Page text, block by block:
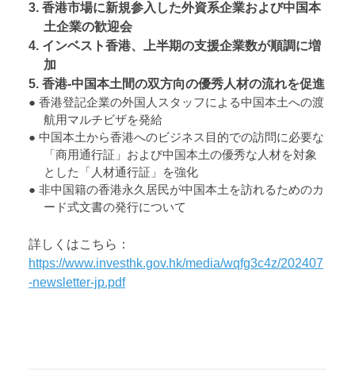
3. 香港市場に新規参入した外資系企業および中国本
土企業の歓迎会
4. インベスト香港、上半期の支援企業数が順調に増
加
5. 香港-中国本土間の双方向の優秀人材の流れを促進
● 香港登記企業の外国人スタッフによる中国本土への渡
航用マルチビザを発給
● 中国本土から香港へのビジネス目的での訪問に必要な
「商用通行証」および中国本土の優秀な人材を対象
とした「人材通行証」を強化
● 非中国籍の香港永久居民が中国本土を訪れるためのカ
ード式文書の発行について
詳しくはこちら：
https://www.investhk.gov.hk/media/wqfg3c4z/202407
-newsletter-jp.pdf